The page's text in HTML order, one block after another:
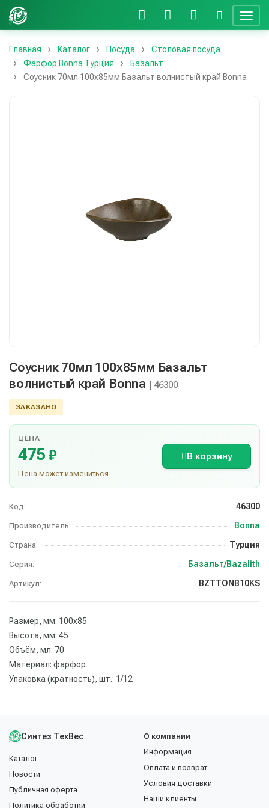
Главная Каталог Посуда
Столовая посуда
Фарфор Bonna Турция
Базальт
Соусник 70мл 100х85мм Базальт волнистый край Bonna
Соусник 70мл 100х85мм Базальт
волнистый край Bonna | 46300
ЗАКАЗАНО
ЦЕНА
475 ₽
Цена может измениться
В корзину
Код: 46300
Производитель: Bonna
Страна: Турция
Серия: Базальт/Bazalith
Артикул: BZTTONB10KS
Размер, мм: 100х85
Высота, мм: 45
Объём, мл: 70
Материал: фарфор
Упаковка (кратность), шт.: 1/12
Синтез ТехВес
Каталог
Новости
Публичная оферта
Политика обработки
О компании
Информация
Оплата и возврат
Условия доставки
Наши клиенты